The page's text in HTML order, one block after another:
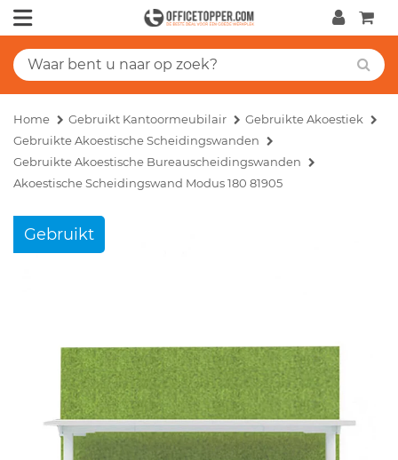
Home Gebruikt Kantoormeubilair
Gebruikte Akoestiek
Gebruikte Akoestische Scheidingswanden
Gebruikte Akoestische Bureauscheidingswanden
Akoestische Scheidingswand Modus 180 81905
Gebruikt